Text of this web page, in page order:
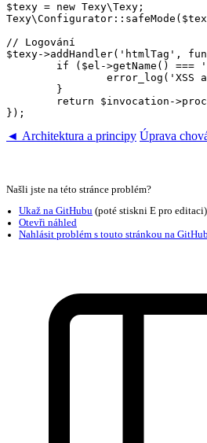
$texy = new Texy\Texy;
// Logování
$texy->addHandler('htmlTag',
◄ Architektura a principy Úprava